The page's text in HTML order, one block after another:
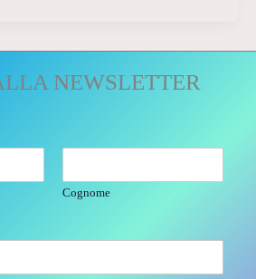
NEWSLETTER
Cognome